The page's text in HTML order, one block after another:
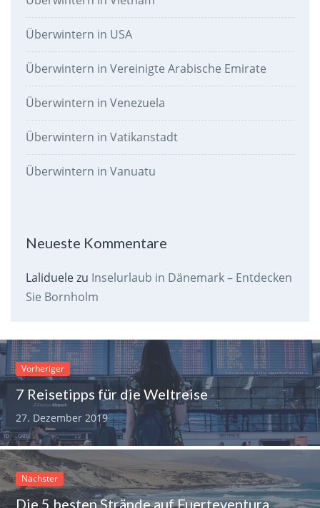
Überwintern in USA
Überwintern in Vereinigte Arabische Emirate
Überwintern in Venezuela
Überwintern in Vatikanstadt
Überwintern in Vanuatu
Neueste Kommentare
Laliduelezu Inselurlaub in Dänemark – Entdecken
Sie Bornholm
Vorheriger
7 Reisetipps für die Weltreise
27. Dezember 2019
Nächster
Die 5 besten Strände auf Fuerteventura